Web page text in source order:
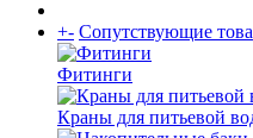
+- Сопутствующие
Фитинги
Краны для питьевой